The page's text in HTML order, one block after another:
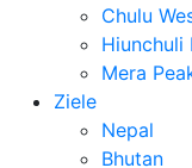
Chulu
Hiunchuli
Mera
Ziele
Nepal
Bhutan